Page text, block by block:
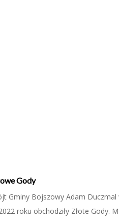
Gody
Gminy Bojszowy Adam Duczmal
roku obchodziły Złote Gody.